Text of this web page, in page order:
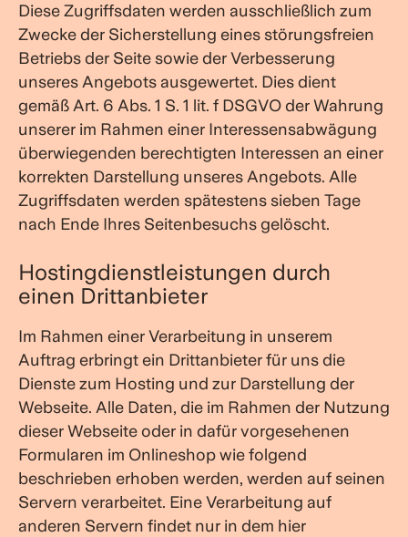
Diese Zugriffsdaten werden ausschließlich zum
Zwecke der Sicherstellung eines störungsfreien
Betriebs der Seite sowie der Verbesserung
unseres Angebots ausgewertet. Dies dient
gemäß Art. 6 Abs. 1 S. 1 lit. f DSGVO der Wahrung
unserer im Rahmen einer Interessensabwägung
überwiegenden berechtigten Interessen an einer
korrekten Darstellung unseres Angebots. Alle
Zugriffsdaten werden spätestens sieben Tage
nach Ende Ihres Seitenbesuchs gelöscht.
Hostingdienstleistungen durch
einen Drittanbieter
Im Rahmen einer Verarbeitung in unserem
Auftrag erbringt ein Drittanbieter für uns die
Dienste zum Hosting und zur Darstellung der
Webseite. Alle Daten, die im Rahmen der Nutzung
dieser Webseite oder in dafür vorgesehenen
Formularen im Onlineshop wie folgend
beschrieben erhoben werden, werden auf seinen
Servern verarbeitet. Eine Verarbeitung auf
anderen Servern findet nur in dem hier